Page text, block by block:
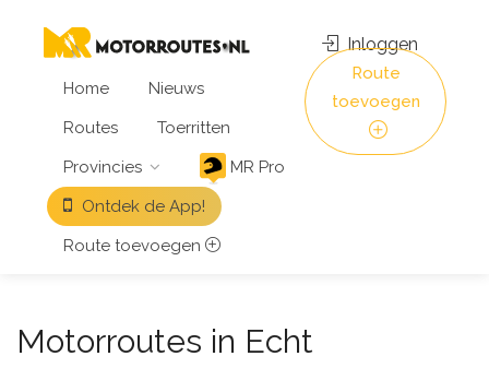
Home
Nieuws
Routes
Toerritten
Provincies
MR Pro
Ontdek de App!
Route toevoegen
Inloggen
Route
toevoegen
Motorroutes in Echt